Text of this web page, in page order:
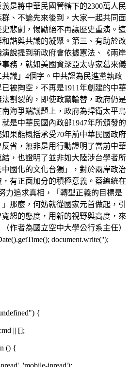
是將中華民國管轄下的2300萬人民
、不論先來後到，大家一起共同面
悲劇，惕勵絕不再讓歷史重演。這
諧與共識的凝聚。第三、有助於改
說提到新政府會依據憲法、《兩岸
務，就如美國資深亞太專家葛來儀
識」4個字。中共認為民進黨執政
被掏空，不再是1911年創建的中華
割裂的，即使政黨輪替，政府仍是
海爭端議題上，政府為捍衛太平島
是中華民國內政部1947年所頒發的
果能概括承受70年前中華民國政府
省，無非是用行動證明了當前中華
，也證明了並非如大陸涉台學者所
國化的文化台獨」，對於兩岸政治
有正面加分的積極意義。蔡總統在
力追求真相，「轉型正義的目標是
那麼，何妨就從國家元首做起，引
恕的態度，用新的視野與高度，來
作者為國立空中大學公行系主任）
document.write('');
{
|| [];
() {
'mobile-inread');